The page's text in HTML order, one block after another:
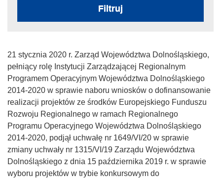
Filtruj
21 stycznia 2020 r. Zarząd Województwa Dolnośląskiego,
pełniący rolę Instytucji Zarządzającej Regionalnym
Programem Operacyjnym Województwa Dolnośląskiego
2014-2020 w sprawie naboru wniosków o dofinansowanie
realizacji projektów ze środków Europejskiego Funduszu
Rozwoju Regionalnego w ramach Regionalnego
Programu Operacyjnego Województwa Dolnośląskiego
2014-2020, podjął uchwałę nr 1649/VI/20 w sprawie
zmiany uchwały nr 1315/VI/19 Zarządu Województwa
Dolnośląskiego z dnia 15 października 2019 r. w sprawie
wyboru projektów w trybie konkursowym do